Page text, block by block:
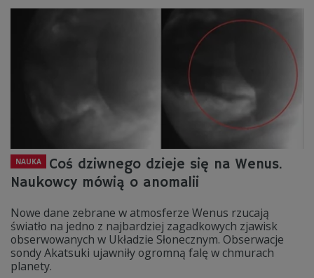
NAUKA
Coś dziwnego dzieje się na Wenus.
Naukowcy mówią o anomalii
Nowe dane zebrane w atmosferze Wenus rzucają
światło na jedno z najbardziej zagadkowych zjawisk
obserwowanych w Układzie Słonecznym. Obserwacje
sondy Akatsuki ujawniły ogromną falę w chmurach
planety.